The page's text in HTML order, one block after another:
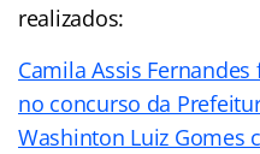
realizados:
Camila Assis
no concurso da
Washinton Luiz Gomes